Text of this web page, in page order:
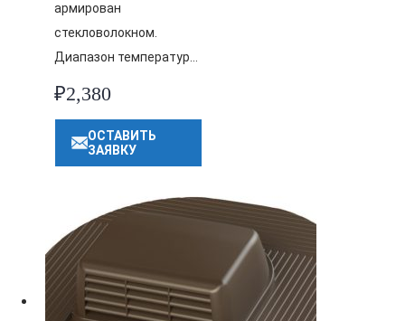
армирован
стекловолокном.
Диапазон температур…
₽2,380
ОСТАВИТЬ
ЗАЯВКУ